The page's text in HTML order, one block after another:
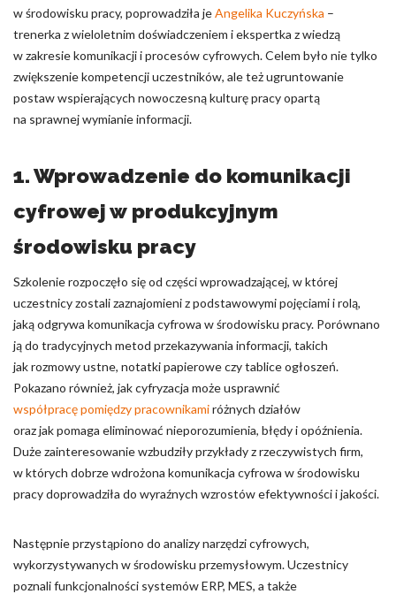
w środowisku pracy, poprowadziła jeAngelika Kuczyńska –
trenerka z wieloletnim doświadczeniem i ekspertka z wiedzą
w zakresie komunikacji i procesów cyfrowych. Celem było nie tylko
zwiększenie kompetencji uczestników, ale też ugruntowanie
postaw wspierających nowoczesną kulturę pracy opartą
na sprawnej wymianie informacji.
1. Wprowadzenie do komunikacji
cyfrowej w produkcyjnym
środowisku pracy
Szkolenie rozpoczęło się od części wprowadzającej, w której
uczestnicy zostali zaznajomieni z podstawowymi pojęciami i rolą,
jaką odgrywa komunikacja cyfrowa w środowisku pracy. Porównano
ją do tradycyjnych metod przekazywania informacji, takich
jak rozmowy ustne, notatki papierowe czy tablice ogłoszeń.
Pokazano również, jak cyfryzacja może usprawnić
współpracę pomiędzy pracownikamiróżnych działów
oraz jak pomaga eliminować nieporozumienia, błędy i opóźnienia.
Duże zainteresowanie wzbudziły przykłady z rzeczywistych firm,
w których dobrze wdrożona komunikacja cyfrowa w środowisku
pracy doprowadziła do wyraźnych wzrostów efektywności i jakości.
Następnie przystąpiono do analizy narzędzi cyfrowych,
wykorzystywanych w środowisku przemysłowym. Uczestnicy
poznali funkcjonalności systemów ERP, MES, a także